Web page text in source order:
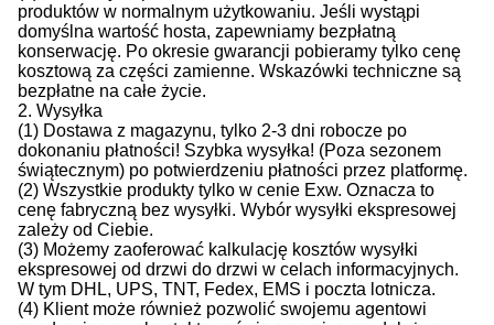
produktów w normalnym użytkowaniu. Jeśli wystąpi
domyślna wartość hosta, zapewniamy bezpłatną
konserwację. Po okresie gwarancji pobieramy tylko cenę
kosztową za części zamienne. Wskazówki techniczne są
bezpłatne na całe życie.
2. Wysyłka
(1) Dostawa z magazynu, tylko 2-3 dni robocze po
dokonaniu płatności! Szybka wysyłka! (Poza sezonem
świątecznym) po potwierdzeniu płatności przez platformę.
(2) Wszystkie produkty tylko w cenie Exw. Oznacza to
cenę fabryczną bez wysyłki. Wybór wysyłki ekspresowej
zależy od Ciebie.
(3) Możemy zaoferować kalkulację kosztów wysyłki
ekspresowej od drzwi do drzwi w celach informacyjnych.
W tym DHL, UPS, TNT, Fedex, EMS i poczta lotnicza.
(4) Klient może również pozwolić swojemu agentowi